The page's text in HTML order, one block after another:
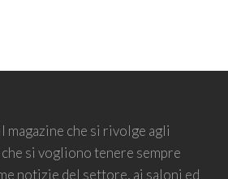
magazine che si rivolge agli
si vogliono tenere sempre
notizie del settore, ai saloni ed